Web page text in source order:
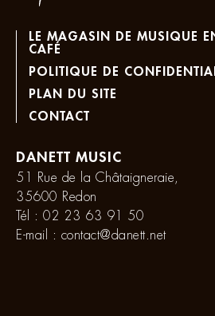
LE MAGASIN DE MUSIQUE
CAFÉ
POLITIQUE DE
PLAN DU SITE
CONTACT
DANETT MUSIC
51 Rue de la Châtaigneraie,
35600 Redon
Tél : 02 23 63 91 50
E-mail : contact@danett.net